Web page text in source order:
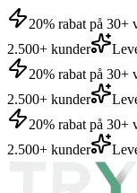
20% rabat på 30+
2.500+ kunder
20% rabat på 30+
2.500+ kunder
20% rabat på 30+
2.500+ kunder